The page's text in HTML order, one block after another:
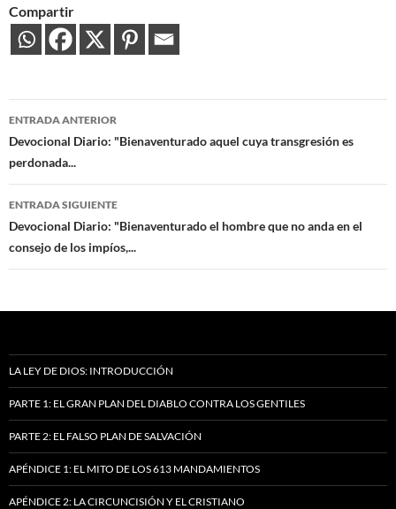
Compartir
Navegación
de
entradas
ENTRADA ANTERIOR
Devocional Diario: "Bienaventurado aquel cuya transgresión es
perdonada...
ENTRADA SIGUIENTE
Devocional Diario: "Bienaventurado el hombre que no anda en el
consejo de los impíos,...
LA LEY DE DIOS: INTRODUCCIÓN
PARTE 1: EL GRAN PLAN DEL DIABLO CONTRA LOS GENTILES
PARTE 2: EL FALSO PLAN DE SALVACIÓN
APÉNDICE 1: EL MITO DE LOS 613 MANDAMIENTOS
APÉNDICE 2: LA CIRCUNCISIÓN Y EL CRISTIANO